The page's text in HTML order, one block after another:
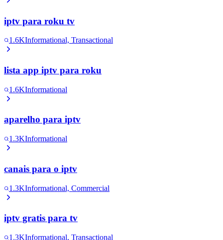
iptv para roku tv
1.6KInformational, Transactional
lista app iptv para roku
1.6KInformational
aparelho para iptv
1.3KInformational
canais para o iptv
1.3KInformational, Commercial
iptv gratis para tv
1.3KInformational, Transactional